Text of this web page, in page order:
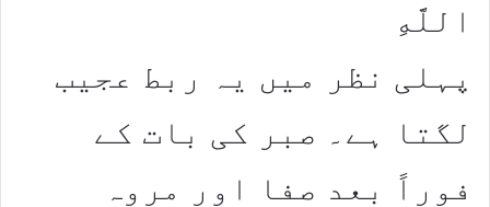
اللَّهِ
پہلی نظر میں یہ ربط عجیب
لگتا ہے۔ صبر کی بات کے
فوراً بعد صفا اور مروہ